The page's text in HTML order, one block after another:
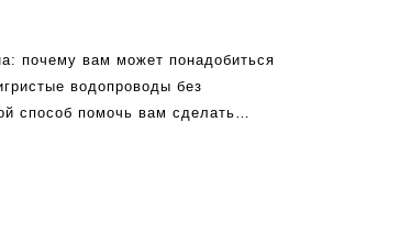
почему вам может понадобиться
водопроводы без
способ помочь вам сделать
на LE